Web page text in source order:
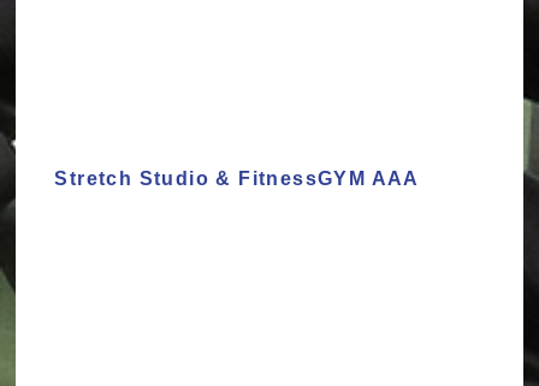
Stretch Studio & FitnessGYM AAA